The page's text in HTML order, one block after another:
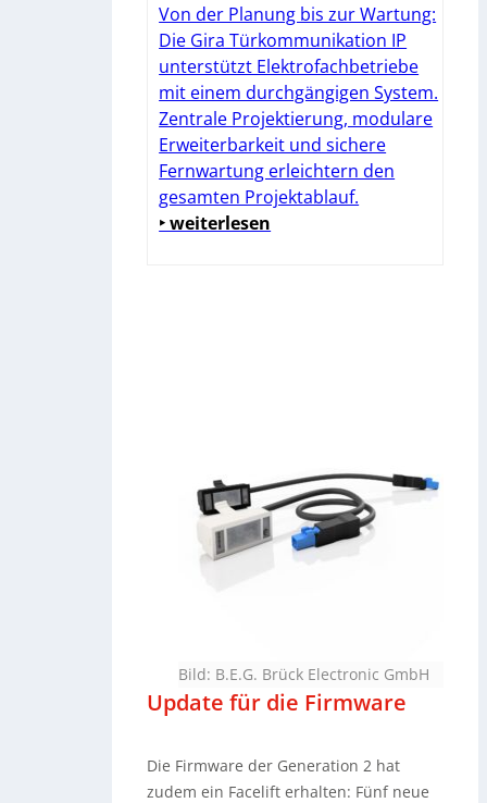
Von der Planung bis zur Wartung:
Die Gira Türkommunikation IP
unterstützt Elektrofachbetriebe
mit einem durchgängigen System.
Zentrale Projektierung, modulare
Erweiterbarkeit und sichere
Fernwartung erleichtern den
gesamten Projektablauf.
‣ weiterlesen
Bild: B.E.G. Brück Electronic GmbH
Update für die Firmware
Die Firmware der Generation 2 hat
zudem ein Facelift erhalten: Fünf neue